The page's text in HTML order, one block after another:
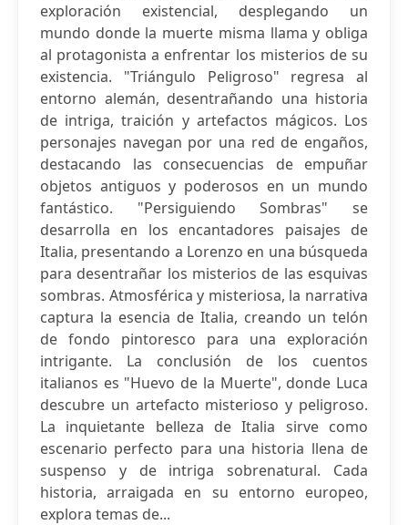
exploración existencial, desplegando un
mundo donde la muerte misma llama y obliga
al protagonista a enfrentar los misterios de su
existencia. "Triángulo Peligroso" regresa al
entorno alemán, desentrañando una historia
de intriga, traición y artefactos mágicos. Los
personajes navegan por una red de engaños,
destacando las consecuencias de empuñar
objetos antiguos y poderosos en un mundo
fantástico. "Persiguiendo Sombras" se
desarrolla en los encantadores paisajes de
Italia, presentando a Lorenzo en una búsqueda
para desentrañar los misterios de las esquivas
sombras. Atmosférica y misteriosa, la narrativa
captura la esencia de Italia, creando un telón
de fondo pintoresco para una exploración
intrigante. La conclusión de los cuentos
italianos es "Huevo de la Muerte", donde Luca
descubre un artefacto misterioso y peligroso.
La inquietante belleza de Italia sirve como
escenario perfecto para una historia llena de
suspenso y de intriga sobrenatural. Cada
historia, arraigada en su entorno europeo,
explora temas de...